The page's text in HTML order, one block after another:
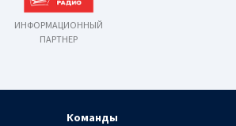
ИНФОРМАЦИОННЫЙ
ПАРТНЕР
Команды